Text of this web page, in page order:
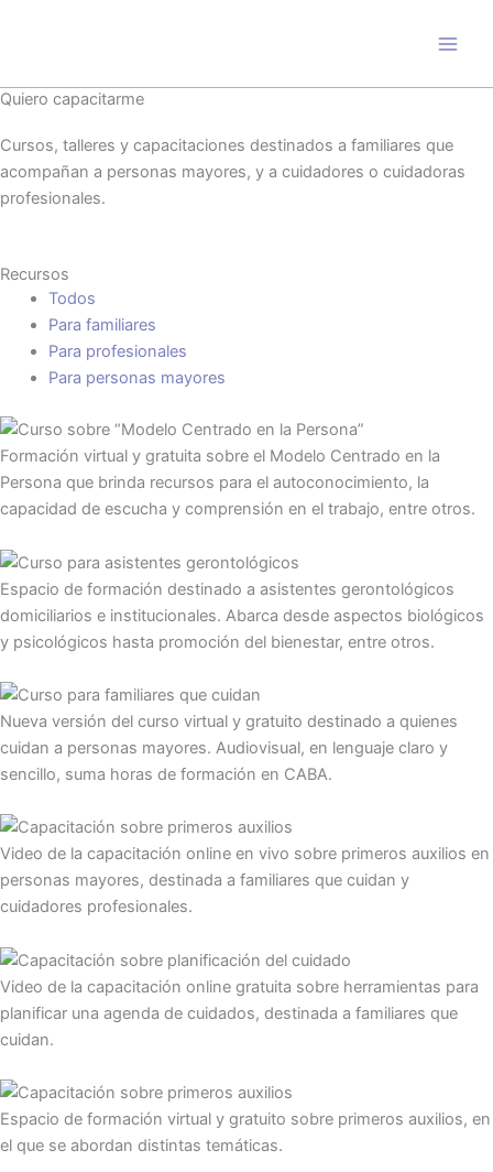
Quiero capacitarme
Cursos, talleres y capacitaciones destinados a familiares que
acompañan a personas mayores, y a cuidadores o cuidadoras
profesionales.
Recursos
Todos
Para familiares
Para profesionales
Para personas mayores
Formación virtual y gratuita sobre el Modelo Centrado en la
Persona que brinda recursos para el autoconocimiento, la
capacidad de escucha y comprensión en el trabajo, entre otros.
Espacio de formación destinado a asistentes gerontológicos
domiciliarios e institucionales. Abarca desde aspectos biológicos
y psicológicos hasta promoción del bienestar, entre otros.
Nueva versión del curso virtual y gratuito destinado a quienes
cuidan a personas mayores. Audiovisual, en lenguaje claro y
sencillo, suma horas de formación en CABA.
Video de la capacitación online en vivo sobre primeros auxilios en
personas mayores, destinada a familiares que cuidan y
cuidadores profesionales.
Video de la capacitación online gratuita sobre herramientas para
planificar una agenda de cuidados, destinada a familiares que
cuidan.
Espacio de formación virtual y gratuito sobre primeros auxilios, en
el que se abordan distintas temáticas.